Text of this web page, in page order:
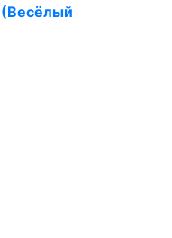
(Весёлый